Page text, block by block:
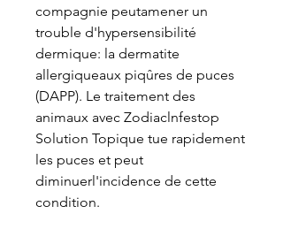
compagnie peutamener un
trouble d'hypersensibilité
dermique: la dermatite
allergiqueaux piqûres de puces
(DAPP). Le traitement des
animaux avec Zodiaclnfestop
Solution Topique tue rapidement
les puces et peut
diminuerl'incidence de cette
condition.